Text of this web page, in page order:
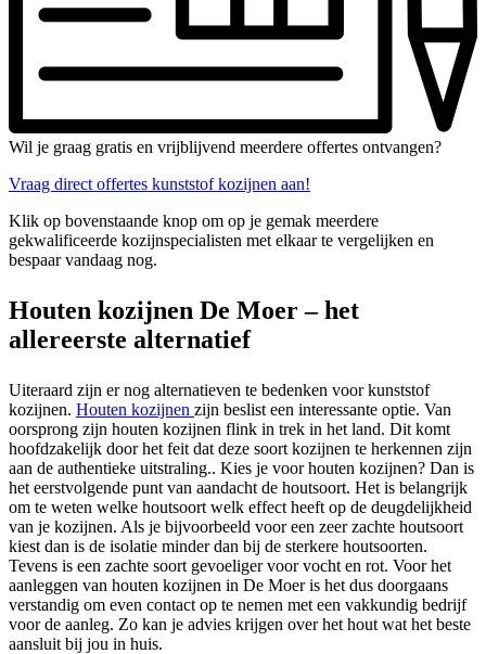
Wil je graag gratis en vrijblijvend meerdere offertes ontvangen?
Vraag direct offertes kunststof kozijnen aan!
Klik op bovenstaande knop om op je gemak meerdere
gekwalificeerde kozijnspecialisten met elkaar te vergelijken en
bespaar vandaag nog.
Houten kozijnen De Moer – het
allereerste alternatief
Uiteraard zijn er nog alternatieven te bedenken voor kunststof
kozijnen. Houten kozijnen zijn beslist een interessante optie. Van
oorsprong zijn houten kozijnen flink in trek in het land. Dit komt
hoofdzakelijk door het feit dat deze soort kozijnen te herkennen zijn
aan de authentieke uitstraling.. Kies je voor houten kozijnen? Dan is
het eerstvolgende punt van aandacht de houtsoort. Het is belangrijk
om te weten welke houtsoort welk effect heeft op de deugdelijkheid
van je kozijnen. Als je bijvoorbeeld voor een zeer zachte houtsoort
kiest dan is de isolatie minder dan bij de sterkere houtsoorten.
Tevens is een zachte soort gevoeliger voor vocht en rot. Voor het
aanleggen van houten kozijnen in De Moer is het dus doorgaans
verstandig om even contact op te nemen met een vakkundig bedrijf
voor de aanleg. Zo kan je advies krijgen over het hout wat het beste
aansluit bij jou in huis.